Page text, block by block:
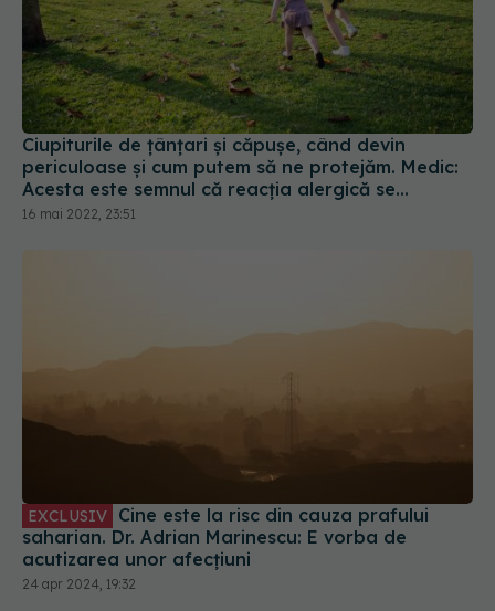
Ciupiturile de țânțari și căpușe, când devin
periculoase și cum putem să ne protejăm. Medic:
Acesta este semnul că reacția alergică se
agravează
16 mai 2022, 23:51
EXCLUSIV
saharian. Dr. Adrian Marinescu: E vorba de
acutizarea unor afecțiuni
24 apr 2024, 19:32